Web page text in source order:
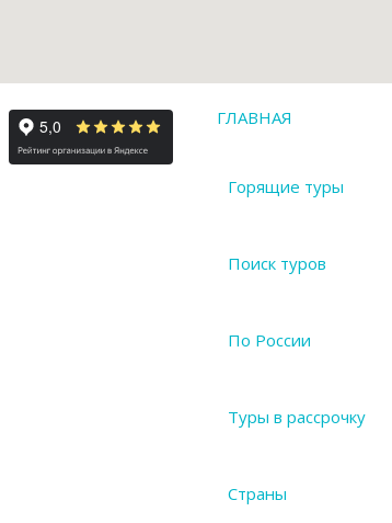
ГЛАВНАЯ
Горящие туры
Поиск туров
По России
Туры в рассрочку
Страны